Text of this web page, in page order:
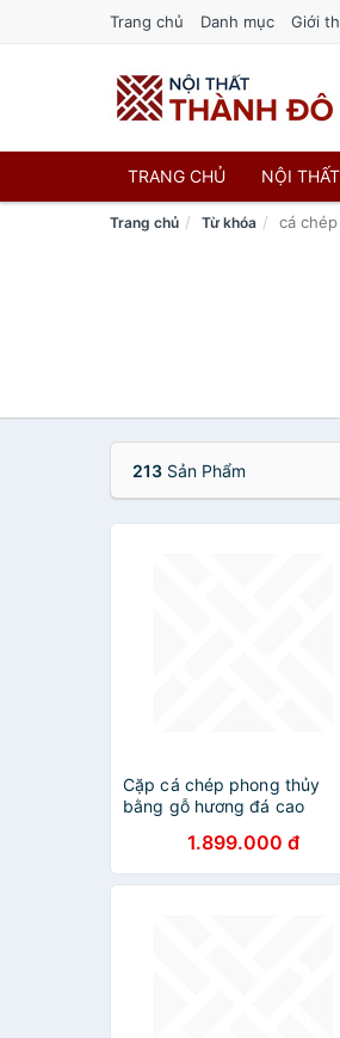
Trang chủ Danh mục Giới
TRANG CHỦ NỘI THẤT
Trang chủ Từ khóa cá
213 Sản Phẩm
Cặp cá chép phong thủy
bằng gỗ hương đá cao
1.899.000 đ